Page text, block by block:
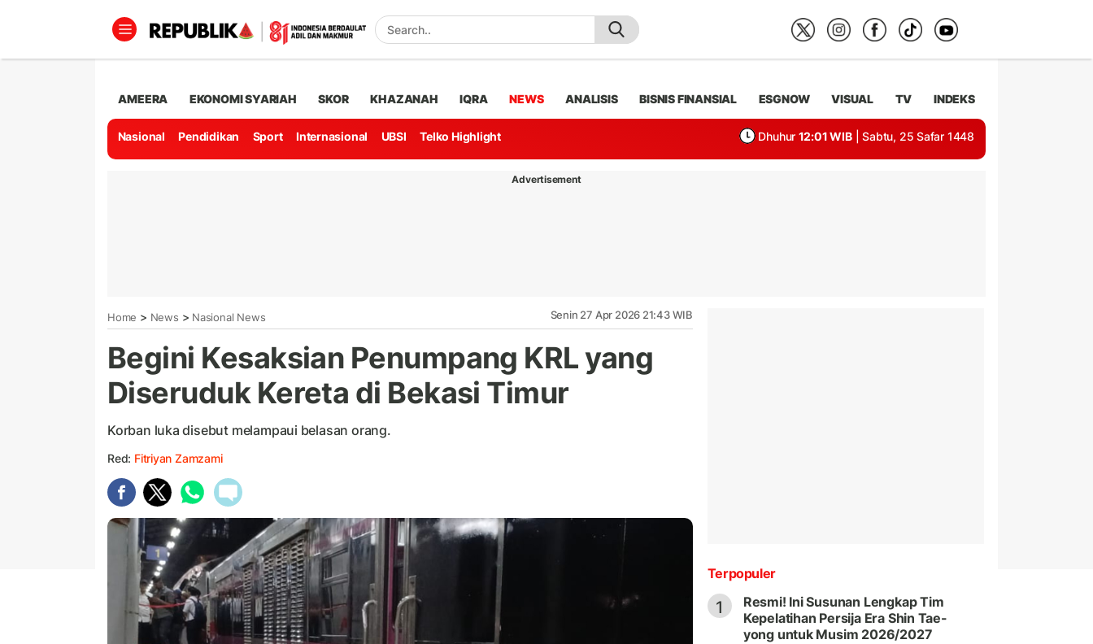
AMEERA EKONOMI SYARIAH SKOR KHAZANAH IQRA NEWS ANALISIS BISNIS FINANSIAL ESGNOW VISUAL TV INDEKS
Nasional Pendidikan Sport Internasional UBSI Telko Highlight Dhuhur 12:01 WIB | Sabtu, 25 Safar 1448
Advertisement
Home > News > Nasional News Senin 27 Apr 2026 21:43 WIB
Begini Kesaksian Penumpang KRL yang
Diseruduk Kereta di Bekasi Timur
Korban luka disebut melampaui belasan orang.
Red: Fitriyan Zamzami
Terpopuler
1
Resmi! Ini Susunan Lengkap Tim
Kepelatihan Persija Era Shin Tae-
yong untuk Musim 2026/2027